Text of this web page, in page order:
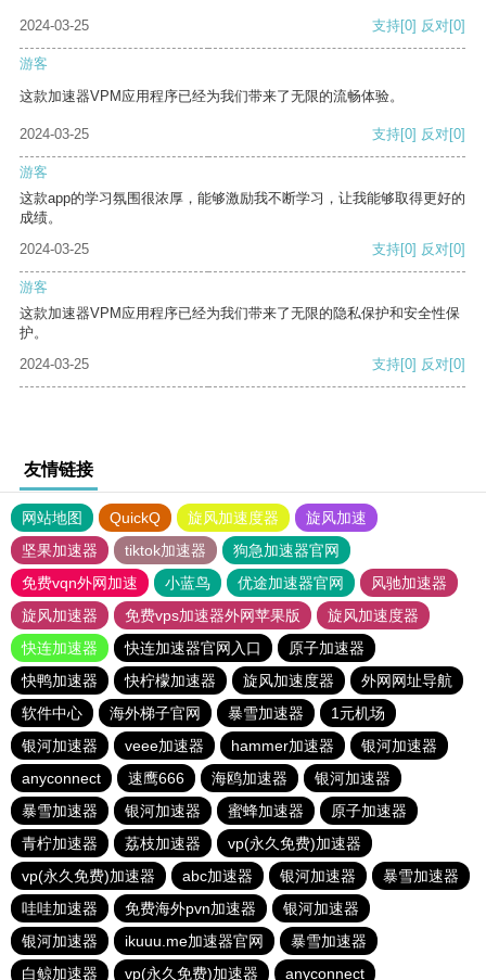
2024-03-25 支持[0] 反对[0]
游客
这款加速器VPM应用程序已经为我们带来了无限的流畅体验。
2024-03-25 支持[0] 反对[0]
游客
这款app的学习氛围很浓厚，能够激励我不断学习，让我能够取得更好的
成绩。
2024-03-25
支持[0] 反对[0]
游客
这款加速器VPM应用程序已经为我们带来了无限的隐私保护和安全性保
护。
2024-03-25
支持[0] 反对[0]
友情链接
网站地图 QuickQ 旋风加速度器
旋风加速
坚果加速器
tiktok加速器
狗急加速器官网
免费vqn外网加速
小蓝鸟 优途加速器官网
风驰加速器
旋风加速器
免费vps加速器外网苹果版
旋风加速度器
快连加速器
快连加速器官网入口
原子加速器
快鸭加速器
快柠檬加速器 旋风加速度器
外网网址导航
软件中心
海外梯子官网 暴雪加速器
1元机场
银河加速器
veee加速器 hammer加速器
银河加速器
anyconnect
速鹰666 海鸥加速器
银河加速器
暴雪加速器
银河加速器 蜜蜂加速器
原子加速器
青柠加速器
荔枝加速器
vp(永久免费)加速器
vp(永久免费)加速器
abc加速器 银河加速器
暴雪加速器
哇哇加速器
免费海外pvn加速器
银河加速器
银河加速器
ikuuu.me加速器官网
暴雪加速器
白鲸加速器
vp(永久免费)加速器 anyconnect